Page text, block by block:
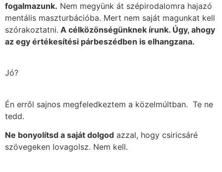
fogalmazunk. Nem megyünk át szépirodalomra hajazó
mentális maszturbációba. Mert nem saját magunkat kell
szórakoztatni. A célközönségünknek írunk. Úgy, ahogy
az egy értékesítési párbeszédben is elhangzana.
Jó?
Én erről sajnos megfeledkeztem a közelmúltban. Te ne
tedd.
Ne bonyolítsd a saját dolgod azzal, hogy csiricsáré
szövegeken lovagolsz. Nem kell.